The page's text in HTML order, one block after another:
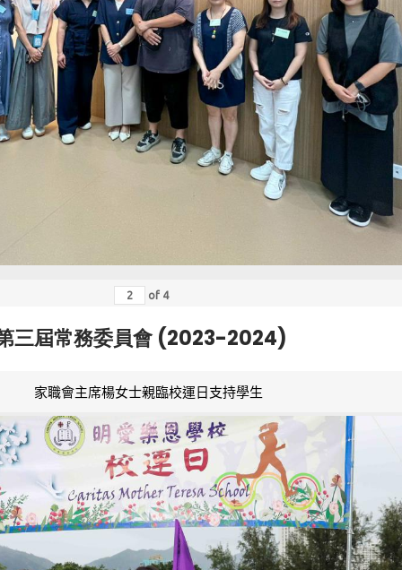
of 4
三屆常務委員會 (2023-2024)
家職會主席楊女士親臨校運日支持學生